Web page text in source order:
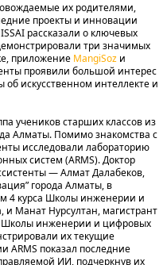
их родителями,
проекты и инновации
рассказали о ключевых
три значимых
приложение MangiSoz и
проявили большой интерес
об искусственном интеллекте и
учеников старших классов из
Алматы. Помимо знакомства с
исследовали лабораторию
систем (ARMS). Доктор
— Алмат Далабеков,
города Алматы, в
4 курса Школы инженерии и
и Манат Нурсултан, магистрант
Школы инженерии и цифровых
их текущие
ARMS показал последние
ИИ, подчеркнув их